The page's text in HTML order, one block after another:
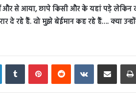
और से आया, छापे किसी और के यहां पड़े लेकिन
दे रहे हैं. वो मुझे बेईमान कह रहे हैं…. क्या
LinkedInTumblr PinterestReddit VKontakteShare via Email